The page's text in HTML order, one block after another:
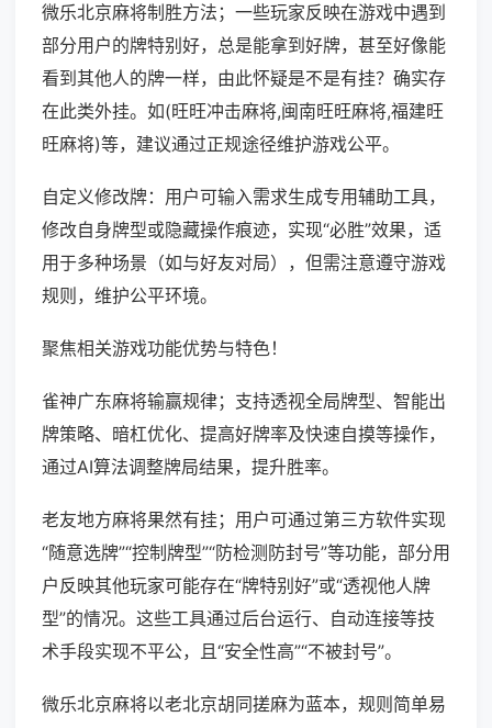
微乐北京麻将制胜方法；一些玩家反映在游戏中遇到
部分用户的牌特别好，总是能拿到好牌，甚至好像能
看到其他人的牌一样，由此怀疑是不是有挂？确实存
在此类外挂。如(旺旺冲击麻将,闽南旺旺麻将,福建旺
旺麻将)等，建议通过正规途径维护游戏公平。
自定义修改牌：用户可输入需求生成专用辅助工具，
修改自身牌型或隐藏操作痕迹，实现“必胜”效果，适
用于多种场景（如与好友对局），但需注意遵守游戏
规则，维护公平环境。
聚焦相关游戏功能优势与特色！
雀神广东麻将输赢规律；支持透视全局牌型、智能出
牌策略、暗杠优化、提高好牌率及快速自摸等操作，
通过AI算法调整牌局结果，提升胜率。
老友地方麻将果然有挂；用户可通过第三方软件实现
“随意选牌”“控制牌型”“防检测防封号”等功能，部分用
户反映其他玩家可能存在“牌特别好”或“透视他人牌
型”的情况。这些工具通过后台运行、自动连接等技
术手段实现不平公，且“安全性高”“不被封号”。
微乐北京麻将以老北京胡同搓麻为蓝本，规则简单易